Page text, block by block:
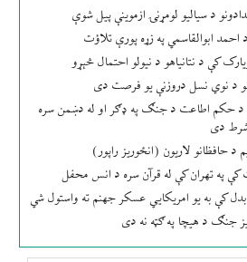
د سیالیو لومړنۍ ازموینې پیل شوې
ابوالقاسمي په زړه پورې تلاؤت
کې د نتانیاهو د نیولو احتمال څېړو
د نوي نسل دروزنې یو فرصت دی
د حکم اطاعت د جنګ په ډګر او له دښمن سره
شرط دی
حافظانو لاریون (انځوریز راپور)
په تهران کې له قرآن سره د انس محفل
کې به یو امریکایي عسکر جهنم ته واستول شي
جنګ د هیچا په ګټه نه دی